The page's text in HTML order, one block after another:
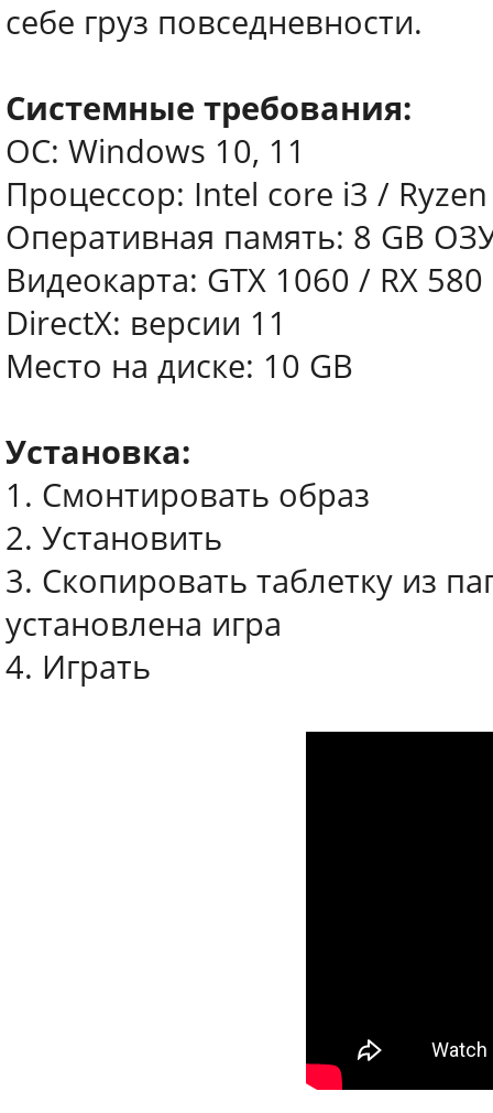
себе груз повседневности.
Системные требования:
ОС: Windows 10, 11
Процессор: Intel core i3 /
Оперативная память: 8 GB
Видеокарта: GTX 1060 / RX 580
DirectX: версии 11
Место на диске: 10 GB
Установка:
1. Смонтировать образ
2. Установить
3. Скопировать таблетку из
установлена игра
4. Играть